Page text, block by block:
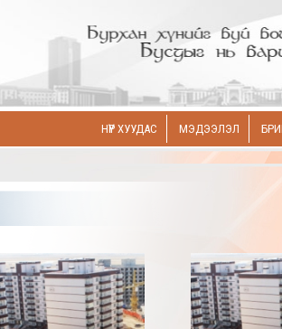
НҮҮР ХУУДАС МЭДЭЭЛЭЛ